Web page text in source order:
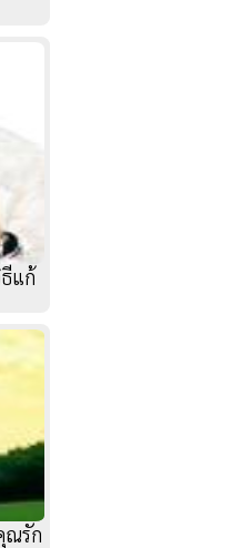
แก้
ณรัก